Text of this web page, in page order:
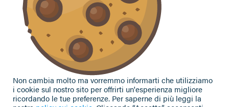
Seguici sui social
Non cambia molto ma vorremmo informarti che utilizziamo
i cookie sul nostro sito per offrirti un'esperienza migliore
ricordando le tue preferenze. Per saperne di più leggi la